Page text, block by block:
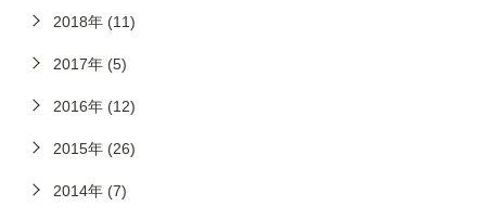
2018年 (11)
2017年 (5)
2016年 (12)
2015年 (26)
2014年 (7)